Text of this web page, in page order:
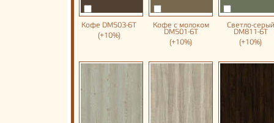
Кофе DM503-6T
(+10%)
Кофе с молоком
DM501-6T
(+10%)
Светло-серый
DM811-6T
(+10%)